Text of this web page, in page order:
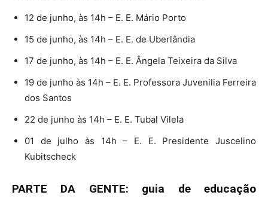
12 de junho, às 14h – E. E. Mário Porto
15 de junho, às 14h – E. E. de Uberlândia
17 de junho, às 14h – E. E. Ângela Teixeira da Silva
19 de junho às 14h – E. E. Professora Juvenilia Ferreira
dos Santos
22 de junho às 14h – E. E. Tubal Vilela
01 de julho às 14h – E. E. Presidente Juscelino
Kubitscheck
PARTE DA GENTE: guia de educação